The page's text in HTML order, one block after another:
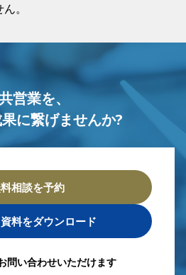
。
営業を、
に繋げませんか?
相談を予約
料をダウンロード
問い合わせいただけます